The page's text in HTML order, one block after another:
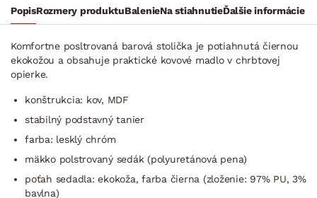
PopisRozmery produktuBalenieNa stiahnutieĎalšie informácie
Komfortne posltrovaná barová stolička je potiahnutá čiernou
ekokožou a obsahuje praktické kovové madlo v chrbtovej
opierke.
konštrukcia: kov, MDF
stabilný podstavný tanier
farba: lesklý chróm
mäkko polstrovaný sedák (polyuretánová pena)
poťah sedadla: ekokoža, farba čierna (zloženie: 97% PU, 3%
bavlna)